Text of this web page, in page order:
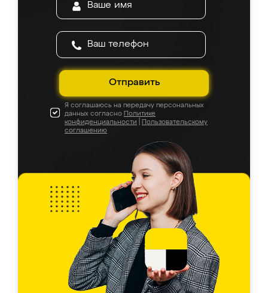
Отправить
Я соглашаюсь на передачу персональных
данных согласно Политике
конфиденциальности
Пользовательскому
соглашению